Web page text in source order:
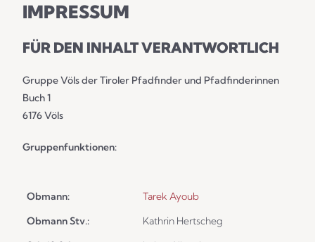
IMPRESSUM
FÜR DEN INHALT VERANTWORTLICH
Gruppe Völs der Tiroler Pfadfinder und Pfadfinderinnen
Buch 1
6176 Völs
Gruppenfunktionen:
Obmann:
Tarek Ayoub
Obmann Stv.:
Kathrin Hertscheg